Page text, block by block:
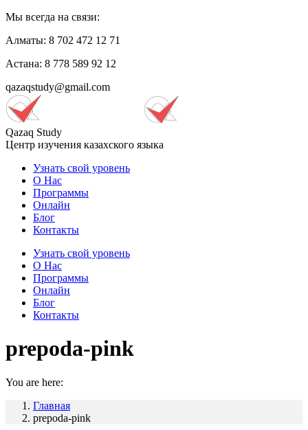
Мы всегда на связи:
Алматы: 8 702 472 12 71
Астана: 8 778 589 92 12
qazaqstudy@gmail.com
Qazaq Study
Центр изучения казахского языка
Узнать свой уровень
О Нас
Программы
Онлайн
Блог
Контакты
Узнать свой уровень
О Нас
Программы
Онлайн
Блог
Контакты
prepoda-pink
You are here:
Главная
prepoda-pink